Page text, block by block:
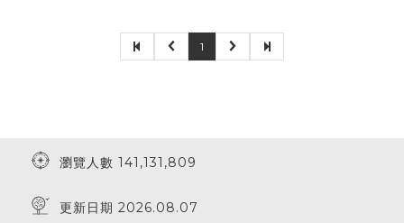
1
瀏覽人數 141,131,809
更新日期 2026.08.07